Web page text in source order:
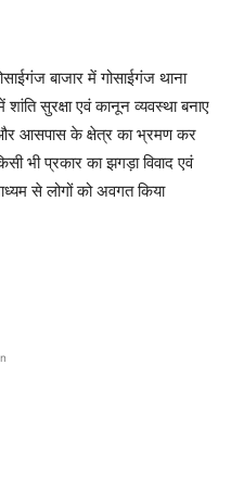
बाजार में गोसाईगंज थाना
सुरक्षा एवं कानून व्यवस्था बनाए
आसपास के क्षेत्र का भ्रमण कर
भी प्रकार का झगड़ा विवाद एवं
से लोगों को अवगत किया